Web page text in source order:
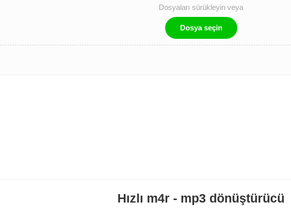
Dosyaları sürükleyin veya
Dosya seçin
Hızlı m4r - mp3 dönüştürücü